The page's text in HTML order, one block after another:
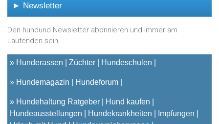
► Newsletter
Den hundund Newsletter abonnieren und immer am
Laufenden sein.
» Hunderassen Züchter Hundeschulen
» Hundemagazin Hundeforum
» Hundehaltung Ratgeber
Hund kaufen
Hundeausstellungen
Hundekrankheiten
Impfungen